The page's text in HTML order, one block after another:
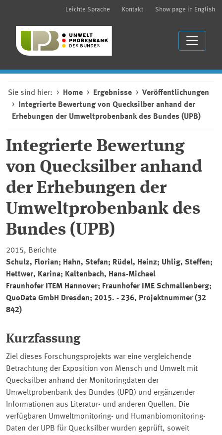
Leichte Sprache Kontakt Show page in English
Sie sind hier: Home Ergebnisse
Veröffentlichungen
Integrierte Bewertung von Quecksilber anhand der
Erhebungen der Umweltprobenbank des Bundes (UPB)
Integrierte Bewertung
von Quecksilber anhand
der Erhebungen der
Umweltprobenbank des
Bundes (UPB)
2015, Berichte
Schulz, Florian; Hahn, Stefan; Rüdel, Heinz; Uhlig, Steffen;
Hettwer, Karina; Kaltenbach, Hans-Michael
Fraunhofer ITEM Hannover; Fraunhofer IME Schmallenberg;
QuoData GmbH Dresden; 2015. - 236, Projektnummer (32
842)
Kurzfassung
Ziel dieses Forschungsprojekts war eine vergleichende
Betrachtung der Exposition von Mensch und Umwelt mit
Quecksilber anhand der Monitoringdaten der
Umweltprobenbank des Bundes (UPB) und ergänzender
Informationen aus Literatur- und anderen Quellen. Die
verfügbaren Umweltmonitoring- und Humanbiomonitoring-
Daten der UPB für Quecksilber wurden geprüft, soweit